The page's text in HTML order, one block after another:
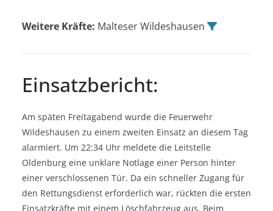
Weitere Kräfte: Malteser Wildeshausen
Einsatzbericht:
Am späten Freitagabend wurde die Feuerwehr
Wildeshausen zu einem zweiten Einsatz an diesem Tag
alarmiert. Um 22:34 Uhr meldete die Leitstelle
Oldenburg eine unklare Notlage einer Person hinter
einer verschlossenen Tür. Da ein schneller Zugang für
den Rettungsdienst erforderlich war, rückten die ersten
Einsatzkräfte mit einem Löschfahrzeug aus. Beim